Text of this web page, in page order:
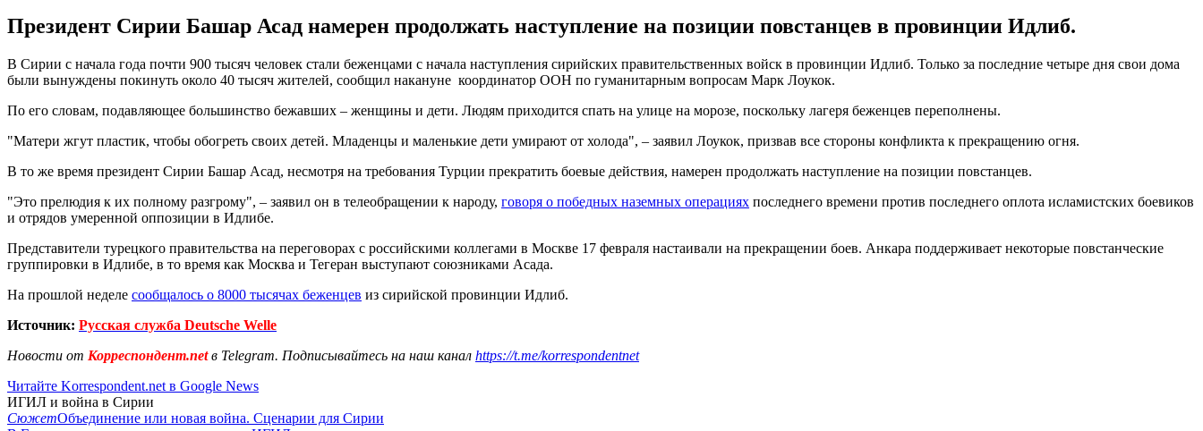
Президент Сирии Башар Асад намерен продолжать наступление на позиции повстанцев в провинции Идлиб.
В Сирии с начала года почти 900 тысяч человек стали беженцами с начала наступления сирийских правительственных войск в провинции Идлиб. Только за последние четыре дня свои дома
были вынуждены покинуть около 40 тысяч жителей, сообщил накануне координатор ООН по гуманитарным вопросам Марк Лоукок.
По его словам, подавляющее большинство бежавших – женщины и дети. Людям приходится спать на улице на морозе, поскольку лагеря беженцев переполнены.
"Матери жгут пластик, чтобы обогреть своих детей. Младенцы и маленькие дети умирают от холода", – заявил Лоукок, призвав все стороны конфликта к прекращению огня.
В то же время президент Сирии Башар Асад, несмотря на требования Турции прекратить боевые действия, намерен продолжать наступление на позиции повстанцев.
"Это прелюдия к их полному разгрому", – заявил он в телеобращении к народу, говоря о победных наземных операциях последнего времени против последнего оплота исламистских боевиков
и отрядов умеренной оппозиции в Идлибе.
Представители турецкого правительства на переговорах с российскими коллегами в Москве 17 февраля настаивали на прекращении боев. Анкара поддерживает некоторые повстанческие
группировки в Идлибе, в то время как Москва и Тегеран выступают союзниками Асада.
На прошлой неделе сообщалось о 8000 тысячах беженцев из сирийской провинции Идлиб.
Источник: Русская служба Deutsche Welle
Новости от Корреспондент.netв Telegram. Подписывайтесь на наш канал https://t.me/korrespondentnet
Читайте Korrespondent.net в Google News
ИГИЛ и война в Сирии
СюжетОбъединение или новая война. Сценарии для Сирии